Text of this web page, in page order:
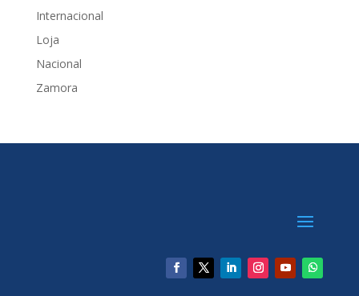
Internacional
Loja
Nacional
Zamora